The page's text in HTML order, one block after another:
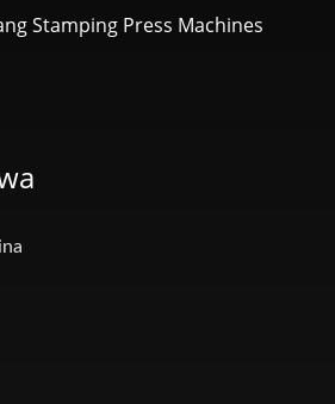
Stamping Press Machines